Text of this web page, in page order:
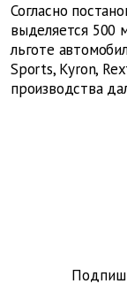
Согласно
выделяется 500
льготе
Sports, Kyron,
производства